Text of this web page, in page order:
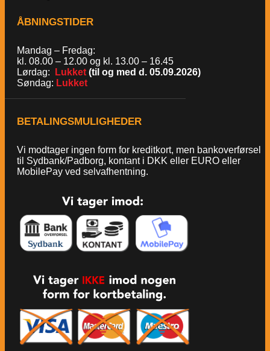
ÅBNINGSTIDER
Mandag – Fredag:
kl. 08.00 – 12.00 og kl. 13.00 – 16.45
Lørdag:
Lukket (til og med d. 05.09.2026)
Søndag: Lukket
BETALINGSMULIGHEDER
Vi modtager ingen form for kreditkort, men bankoverførsel
til Sydbank/Padborg, kontant i DKK eller EURO eller
MobilePay ved selvafhentning.